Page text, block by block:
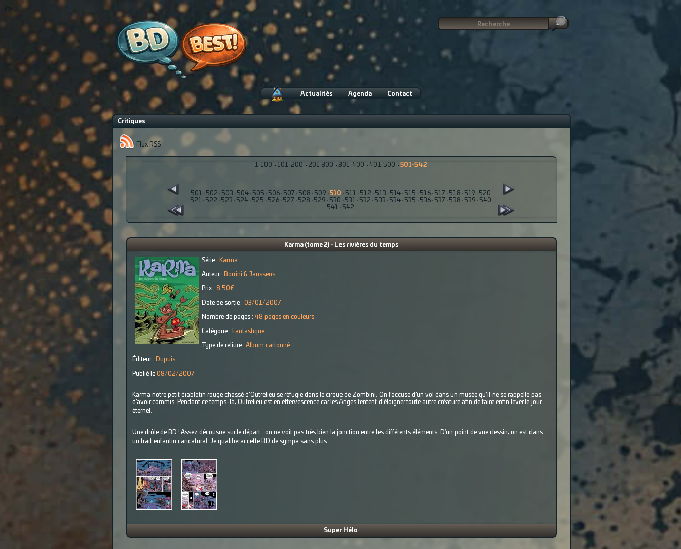
?>
Actualités Agenda Contact
Critiques
Flux RSS
1-100 · 101-200 · 201-300 · 301-400 · 401-500 · 501-542
501 · 502 · 503 · 504 · 505 · 506 · 507 · 508 · 509 · 510 · 511 · 512 · 513 · 514 · 515 · 516 · 517 · 518 · 519 · 520
521
· 522 · 523 · 524 · 525 · 526 · 527 · 528 · 529 · 530 · 531 · 532 · 533 · 534 · 535 · 536 · 537 · 538 · 539 · 540
541
· 542
Karma (tome 2) - Les rivières du temps
Série : Karma
Auteur : Borrini & Janssens
Prix : 8.50€
Date de sortie : 03/01/2007
Nombre de pages : 48 pages en couleurs
Catégorie : Fantastique
Type de reliure : Album cartonné
Éditeur : Dupuis
Publié le 08/02/2007
Karma notre petit diablotin rouge chassé d’Outrelieu se réfugie dans le cirque de Zombini. On l’accuse d’un vol dans un musée qu’il ne se rappelle pas
d’avoir commis. Pendant ce temps-là, Outrelieu est en effervescence car les Anges tentent d’éloigner toute autre créature afin de faire enfin lever le jour
éternel .
Une drôle de BD ! Assez décousue sur le départ : on ne voit pas très bien la jonction entre les différents éléments. D’un point de vue dessin, on est dans
un trait enfantin caricatural. Je qualifierai cette BD de sympa sans plus.
Super Hélo